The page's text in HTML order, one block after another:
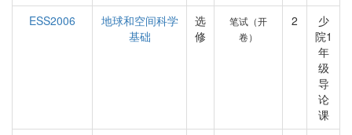
ESS2006
地球和空间科学
基础
选
修
笔试（开
卷）
2
少
院1
年
级
导
论
课